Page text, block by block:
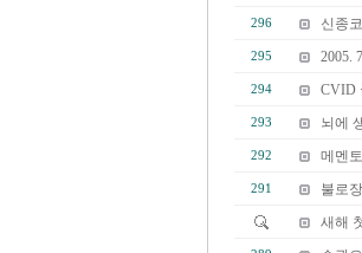
296 신종
295 2005.
294 CVID
293 뇌에
292 메멘
291
불로
새해